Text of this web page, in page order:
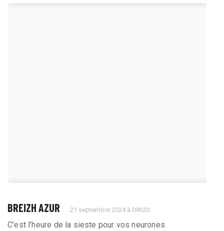
BREIZH AZUR 21 septembre 2024 à 09h20
C’est l’heure de la sieste pour vos neurones